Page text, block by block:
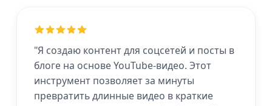
"Я создаю контент для соцсетей и посты в
блоге на основе YouTube-видео. Этот
инструмент позволяет за минуты
превратить длинные видео в краткие